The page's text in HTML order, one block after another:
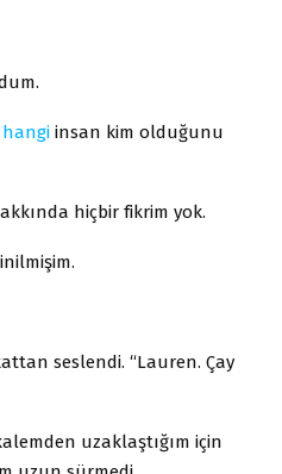
hangi insan kim olduğunu
hiçbir fikrim yok.
seslendi. “Lauren. Çay
uzaklaştığım için